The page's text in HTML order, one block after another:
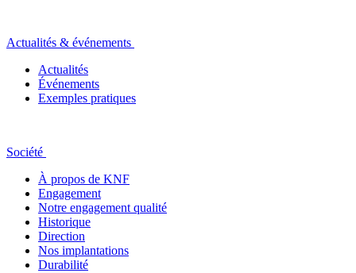
Actualités & événements
Actualités
Événements
Exemples pratiques
Société
À propos de KNF
Engagement
Notre engagement qualité
Historique
Direction
Nos implantations
Durabilité